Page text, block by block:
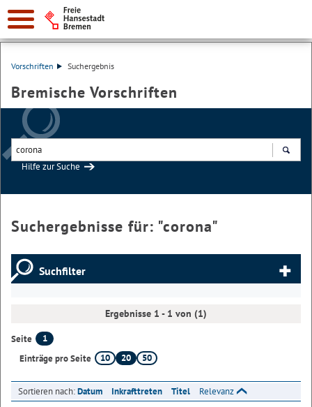
Vorschriften Suchergebnis
Bremische Vorschriften
Hilfe zur Suche
Suchergebnisse für: "corona"
Suchfilter
Ergebnisse 1 - 1 von (1)
Seite
1
Einträge pro Seite
10 20 50
Sortieren nach:Datum Inkrafttreten Titel Relevanz